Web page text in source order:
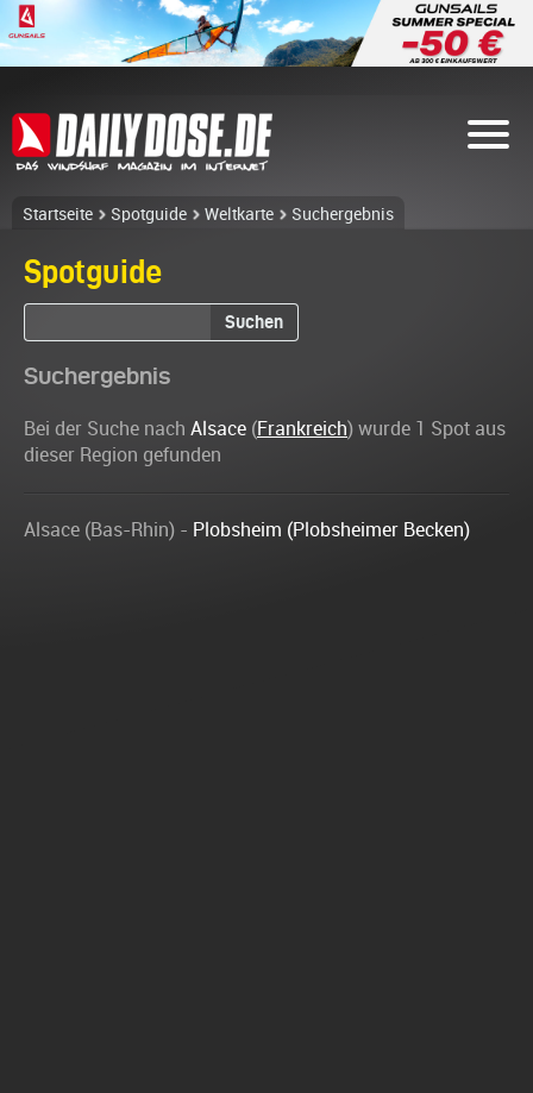
Startseite Spotguide Weltkarte Suchergebnis
Spotguide
Suchen
Suchergebnis
Bei der Suche nach Alsace (Frankreich) wurde 1 Spot aus
dieser Region gefunden
Alsace (Bas-Rhin) - Plobsheim (Plobsheimer Becken)